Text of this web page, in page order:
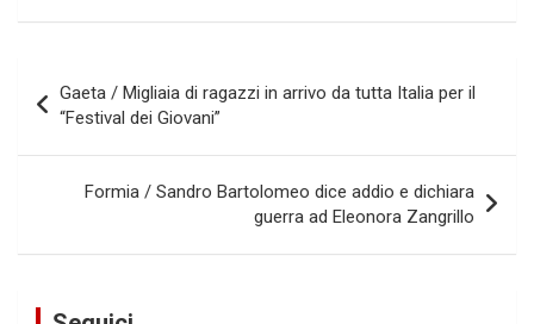
articoli
Gaeta / Migliaia di ragazzi in arrivo da tutta Italia per il
“Festival dei Giovani”
Formia / Sandro Bartolomeo dice addio e dichiara
guerra ad Eleonora Zangrillo